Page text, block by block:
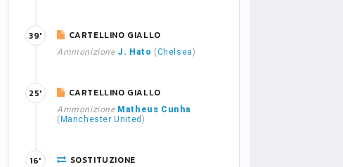
CARTELLINO GIALLO
Ammonizione J. Hato (Chelsea)
39'
CARTELLINO GIALLO
Ammonizione Matheus Cunha
( Manchester United )
25'
SOSTITUZIONE
16'